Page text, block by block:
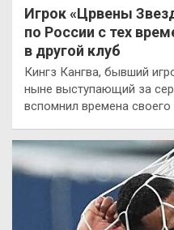
Игрок «Црвены
по России с тех
в другой клуб
Кингз Кангва, бывший
ныне выступающий за
вспомнил времена своего